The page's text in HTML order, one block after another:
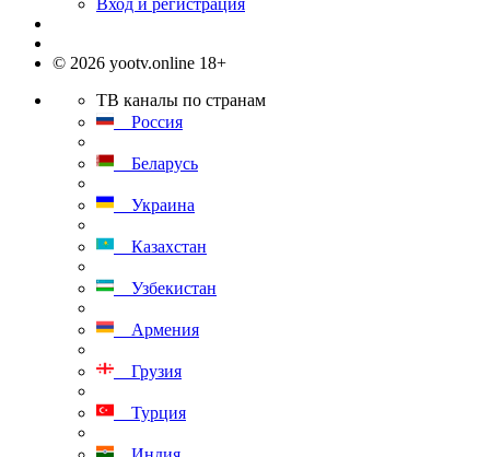
Вход и регистрация
© 2026 yootv.online 18+
ТВ каналы по странам
Россия
Беларусь
Украина
Казахстан
Узбекистан
Армения
Грузия
Турция